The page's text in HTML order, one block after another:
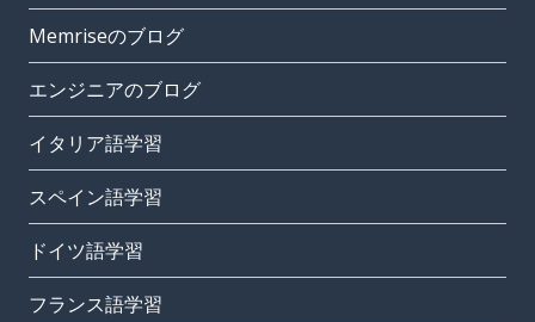
Memriseのブログ
エンジニアのブログ
イタリア語学習
スペイン語学習
ドイツ語学習
フランス語学習